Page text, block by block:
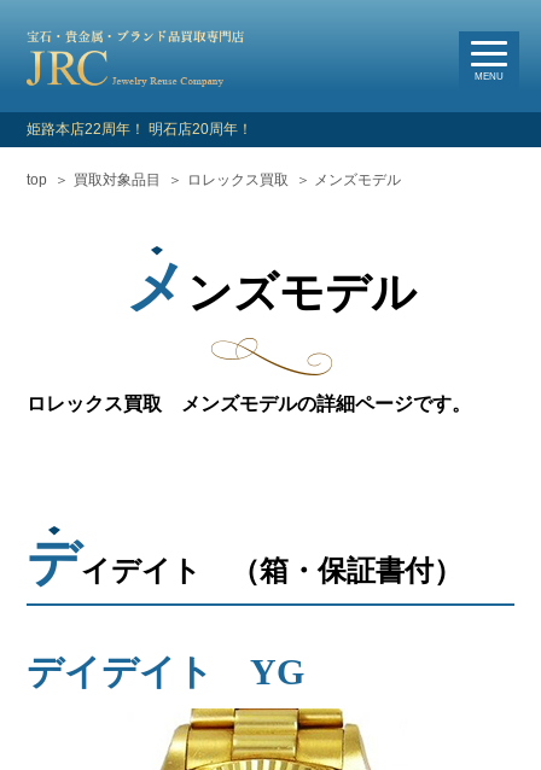
MENU
選べる買取・査定方法
新着情報
会社概要
姫路本店へ電話で問い合わせる
明石店へ電話で問い合わせる
姫路本店22周年！ 明石店20周年！
top 買取対象品目 ロレックス買取 メンズモデル
メ ンズモデル
ロレックス買取 メンズモデルの詳細ページです。
デイデイト （箱・保証書付）
デイデイト YG